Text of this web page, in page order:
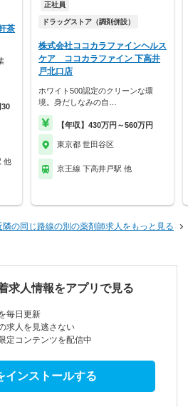
茶
30
他
正社員
ドラッグストア（調剤併設）
株式会社ココカラファインヘルス
ケア ココカラファイン 下高井
戸北口店
ホワイト500認定のクリーンな環
境。身だしなみの自…
【年収】430万円～560万円
東京都 世田谷区
京王線 下高井戸駅 他
隣の同じ路線の別の薬剤師求人をもっと見る
求人情報をアプリで見る
毎日更新
求人を見逃さない
定コンテンツを配信中
インストールする